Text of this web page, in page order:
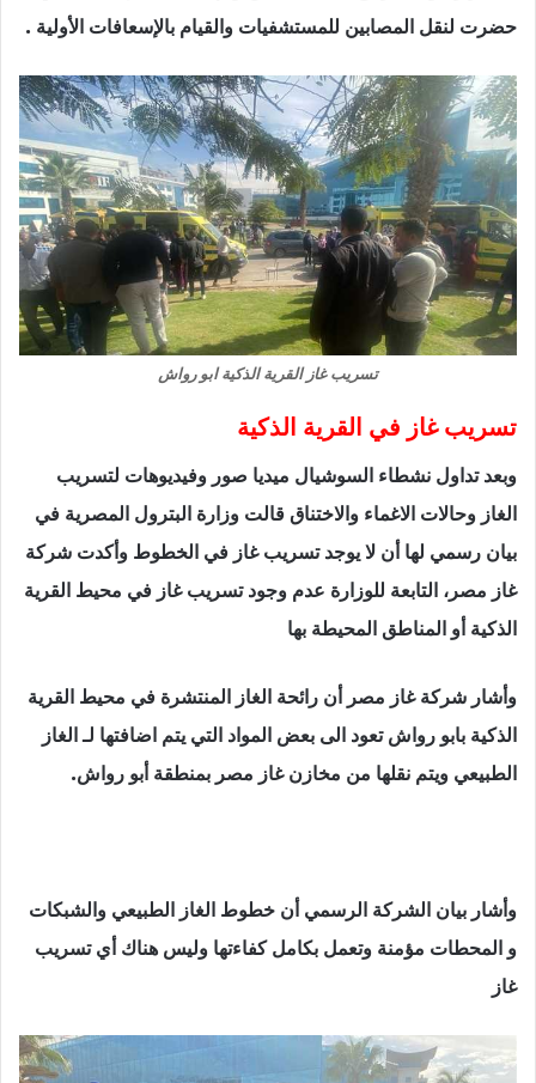
حضرت لنقل المصابين للمستشفيات والقيام بالإسعافات الأولية .
تسريب غاز القرية الذكية ابو رواش
تسريب غاز في القرية الذكية
وبعد تداول نشطاء السوشيال ميديا صور وفيديوهات لتسريب
الغاز وحالات الاغماء والاختناق قالت وزارة البترول المصرية في
بيان رسمي لها أن لا يوجد تسريب غاز في الخطوط وأكدت شركة
غاز مصر، التابعة للوزارة عدم وجود تسريب غاز في محيط القرية
الذكية أو المناطق المحيطة بها
وأشار شركة غاز مصر أن رائحة الغاز المنتشرة في محيط القرية
الذكية بابو رواش تعود الى بعض المواد التي يتم اضافتها لـ الغاز
الطبيعي ويتم نقلها من مخازن غاز مصر بمنطقة أبو رواش.
وأشار بيان الشركة الرسمي أن خطوط الغاز الطبيعي والشبكات
و المحطات مؤمنة وتعمل بكامل كفاءتها وليس هناك أي تسريب
غاز